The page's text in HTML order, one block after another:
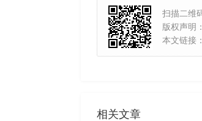
扫描二维
版权声明
本文链接：
相关文章